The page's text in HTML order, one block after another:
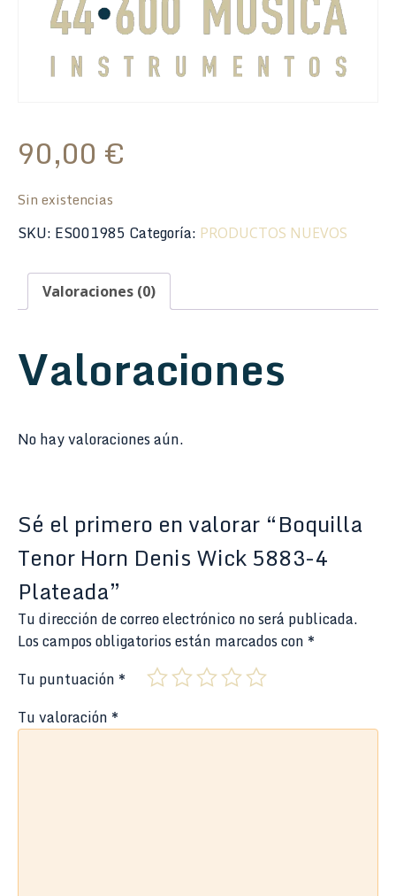
90,00 €
Sin existencias
SKU: ES001985 Categoría: PRODUCTOS NUEVOS
Valoraciones (0)
Valoraciones
No hay valoraciones aún.
Sé el primero en valorar “Boquilla
Tenor Horn Denis Wick 5883-4
Plateada”
Tu dirección de correo electrónico no será publicada.
Los campos obligatorios están marcados con *
Tu puntuación *
Tu valoración *